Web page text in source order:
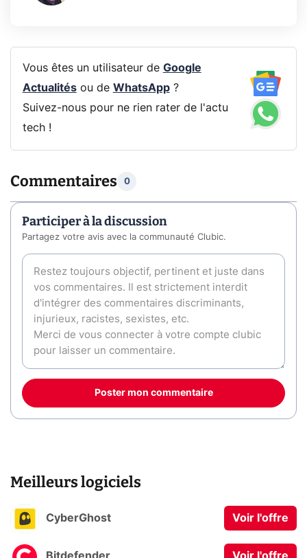
Vous êtes un utilisateur de Google
Actualitésou de WhatsApp?
Suivez-nous pour ne rien rater de l'actu
tech !
Commentaires 0
Participer à la discussion
Partagez votre avis avec la communauté Clubic.
Poster mon commentaire
Meilleurs logiciels
CyberGhost Voir l'offre